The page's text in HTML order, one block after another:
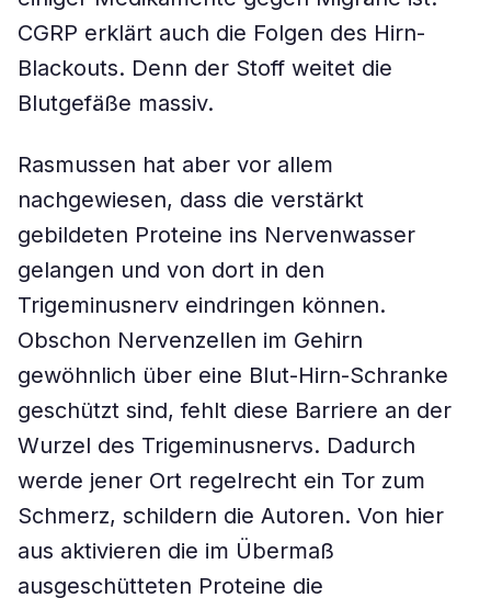
CGRP erklärt auch die Folgen des Hirn-
Blackouts. Denn der Stoff weitet die
Blutgefäße massiv.
Rasmussen hat aber vor allem
nachgewiesen, dass die verstärkt
gebildeten Proteine ins Nervenwasser
gelangen und von dort in den
Trigeminusnerv eindringen können.
Obschon Nervenzellen im Gehirn
gewöhnlich über eine Blut-Hirn-Schranke
geschützt sind, fehlt diese Barriere an der
Wurzel des Trigeminusnervs. Dadurch
werde jener Ort regelrecht ein Tor zum
Schmerz, schildern die Autoren. Von hier
aus aktivieren die im Übermaß
ausgeschütteten Proteine die